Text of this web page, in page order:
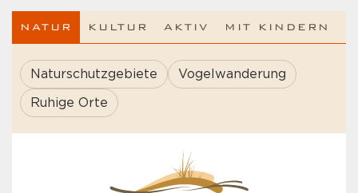
NATUR KULTUR AKTIV MIT KINDERN
Naturschutzgebiete Vogelwanderung
Ruhige Orte